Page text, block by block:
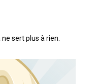
sert plus à rien.